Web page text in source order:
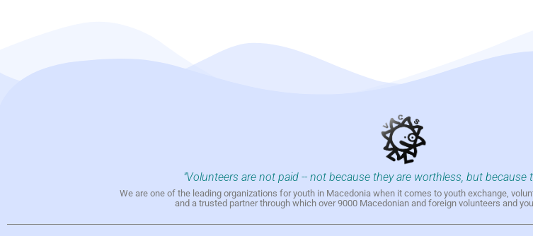
"Volunteers are not paid -- not because they are worthless, but because
We are one of the leading organizations for youth in Macedonia when it comes to youth exchange,
and a trusted partner through which over 9000 Macedonian and foreign volunteers and